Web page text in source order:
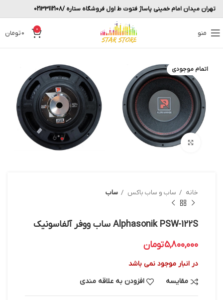
تهران میدان امام خمینی پاساژ فتوت ط اول فروشگاه ستاره /02133112108
منو 0
0تومان
اتمام موجودی
بزرگنمایی تصویر
خانه ساب و ساب باکس ساب
Alphasonik PSW-122S ساب ووفر آلفاسونیک
5,800,000تومان
در انبار موجود نمی باشد
مقایسه
افزودن به علاقه مندی